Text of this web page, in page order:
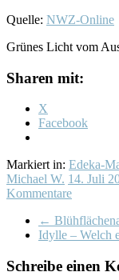
Quelle: NWZ-Online
Grünes Licht vom
Sharen mit:
X
Facebook
Markiert in: Edeka-
Michael W. 14. Juli
Kommentare
←
Idylle – Welch
Schreibe einen